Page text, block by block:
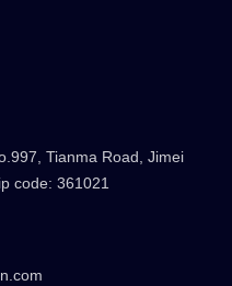
Tianma Road, Jimei
code: 361021